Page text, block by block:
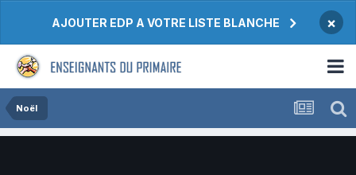
AJOUTER EDP A VOTRE LISTE BLANCHE ×
Noël